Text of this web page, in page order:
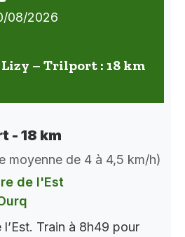
08/2026
Lizy – Trilport : 18 km
- 18 km
moyenne de 4 à 4,5 km/h)
de l'Est
Train à 8h49 pour